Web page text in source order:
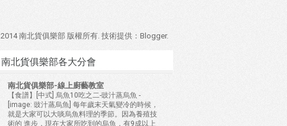
2014 南北貨俱樂部 版權所有. 技術提供： Blogger.
南北貨俱樂部各大分會
南北貨俱樂部-線上廚藝教室
【食譜】[中式] 烏魚10吃之二-豉汁蒸烏魚 -
[image: 豉汁蒸烏魚] 每年歲末天氣變冷的時候，
就是大家可以大啖烏魚料理的季節。因為養殖技
術的 進步，現在大家所吃到的烏魚，有9成以上